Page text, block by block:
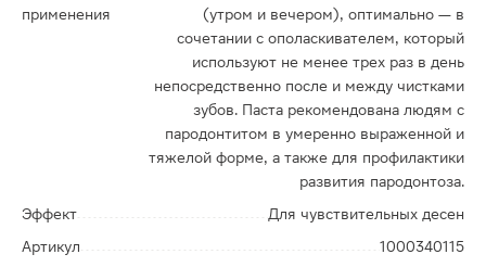
применения
(утром и вечером), оптимально — в
сочетании с ополаскивателем, который
используют не менее трех раз в день
непосредственно после и между чистками
зубов. Паста рекомендована людям с
пародонтитом в умеренно выраженной и
тяжелой форме, а также для профилактики
развития пародонтоза.
Эффект
Для чувствительных десен
Артикул
1000340115